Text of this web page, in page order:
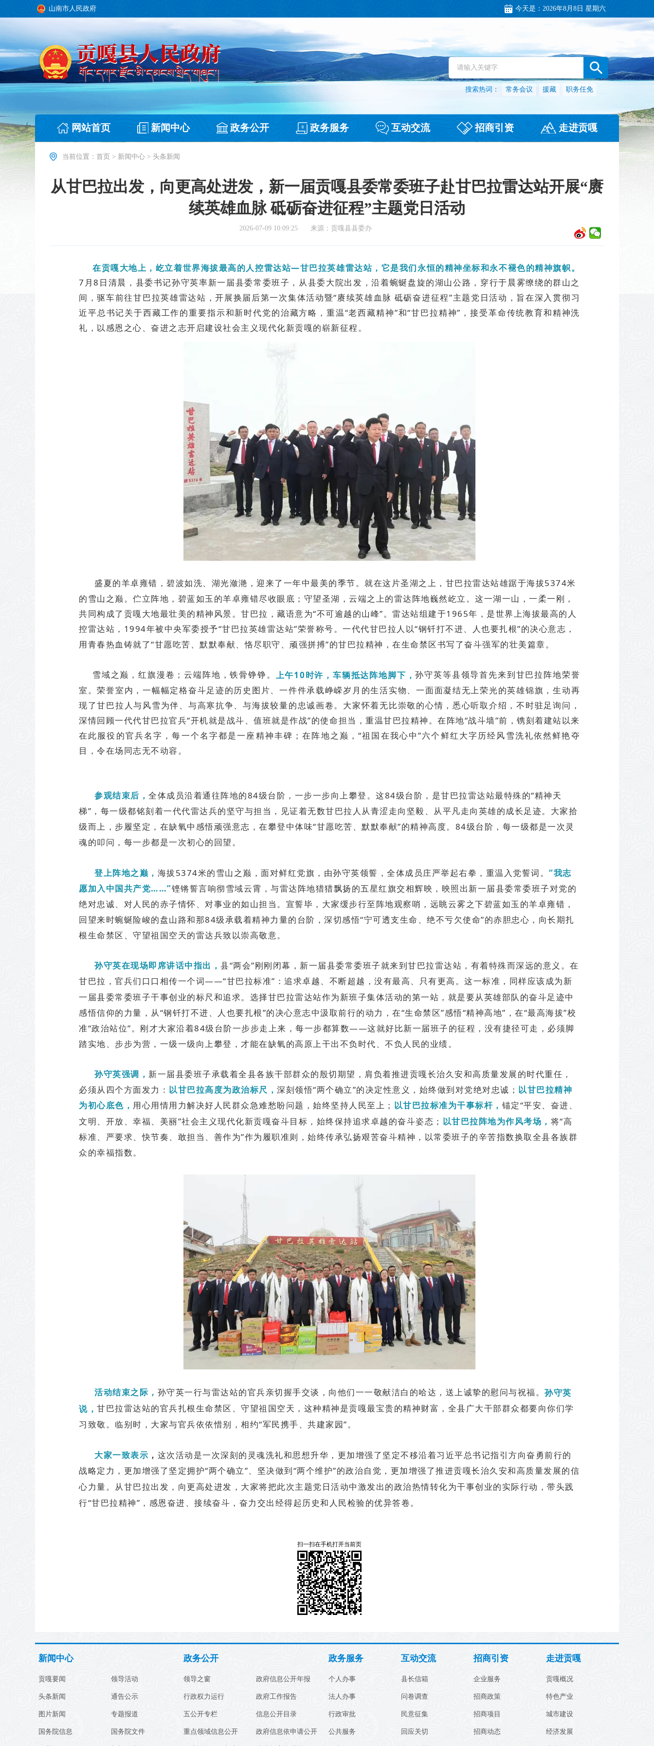
山南市人民政府 今天是： 2026年8月8日 星期六
搜索热词： 常务会议 援藏 职务任免
网站首页 新闻中心 政务公开 政务服务 互动交流 招商引资 走进贡嘎
当前位置： 首页 > 新闻中心 > 头条新闻
从甘巴拉出发，向更高处进发，新一届贡嘎县委常委班子赴甘巴拉雷达站开展“赓
续英雄血脉 砥砺奋进征程”主题党日活动
2026-07-09 10:09:25 来源：贡嘎县县委办
在贡嘎大地上，屹立着世界海拔最高的人控雷达站—甘巴拉英雄雷达站，它是我们永恒的精神坐标和永不褪色的精神旗帜。
7月8日清晨，县委书记孙守英率新一届县委常委班子，从县委大院出发，沿着蜿蜒盘旋的湖山公路，穿行于晨雾缭绕的群山之
间，驱车前往甘巴拉英雄雷达站，开展换届后第一次集体活动暨“赓续英雄血脉 砥砺奋进征程”主题党日活动，旨在深入贯彻习
近平总书记关于西藏工作的重要指示和新时代党的治藏方略，重温“老西藏精神”和“甘巴拉精神”，接受革命传统教育和精神洗
礼，以感恩之心、奋进之志开启建设社会主义现代化新贡嘎的崭新征程。
盛夏的羊卓雍错，碧波如洗、湖光潋滟，迎来了一年中最美的季节。就在这片圣湖之上，甘巴拉雷达站雄踞于海拔5374米
的雪山之巅。伫立阵地，碧蓝如玉的羊卓雍错尽收眼底；守望圣湖，云端之上的雷达阵地巍然屹立。这一湖一山，一柔一刚，
共同构成了贡嘎大地最壮美的精神风景。甘巴拉，藏语意为“不可逾越的山峰”。雷达站组建于1965年，是世界上海拔最高的人
控雷达站，1994年被中央军委授予“甘巴拉英雄雷达站”荣誉称号。一代代甘巴拉人以“钢钎打不进、人也要扎根”的决心意志，
用青春热血铸就了“甘愿吃苦、默默奉献、恪尽职守、顽强拼搏”的甘巴拉精神，在生命禁区书写了奋斗强军的壮美篇章。
雪域之巅，红旗漫卷；云端阵地，铁骨铮铮。 上午10时许 ，车辆抵达阵地脚下，孙守英等县领导首先来到甘巴拉阵地荣誉
室。荣誉室内，一幅幅定格奋斗足迹的历史图片、一件件承载峥嵘岁月的生活实物、一面面凝结无上荣光的英雄锦旗，生动再
现了甘巴拉人与风雪为伴、与高寒抗争、与海拔较量的忠诚画卷。大家怀着无比崇敬的心情，悉心听取介绍，不时驻足询问，
深情回顾一代代甘巴拉官兵“开机就是战斗、值班就是作战”的使命担当，重温甘巴拉精神。在阵地“战斗墙”前，镌刻着建站以来
在此服役的官兵名字，每一个名字都是一座精神丰碑；在阵地之巅，“祖国在我心中”六个鲜红大字历经风雪洗礼依然鲜艳夺
目，令在场同志无不动容。
参观结束后， 全体成员沿着通往阵地的84级台阶，一步一步向上攀登。这84级台阶，是甘巴拉雷达站最特殊的“精神天
梯”，每一级都铭刻着一代代雷达兵的坚守与担当，见证着无数甘巴拉人从青涩走向坚毅、从平凡走向英雄的成长足迹。大家拾
级而上，步履坚定，在缺氧中感悟顽强意志，在攀登中体味“甘愿吃苦、默默奉献”的精神高度。84级台阶，每一级都是一次灵
魂的叩问，每一步都是一次初心的回望。
登上阵地之巅， 海拔5374米的雪山之巅，面对鲜红党旗，由孙守英领誓，全体成员庄严举起右拳，重温入党誓词。 “我志
愿加入中国共产党……”铿锵誓言响彻雪域云霄，与雷达阵地猎猎飘扬的五星红旗交相辉映，映照出新一届县委常委班子对党的
绝对忠诚、对人民的赤子情怀、对事业的如山担当。宣誓毕，大家缓步行至阵地观察哨，远眺云雾之下碧蓝如玉的羊卓雍错，
回望来时蜿蜒险峻的盘山路和那84级承载着精神力量的台阶，深切感悟“宁可透支生命、绝不亏欠使命”的赤胆忠心，向长期扎
根生命禁区、守望祖国空天的雷达兵致以崇高敬意。
孙守英在现场即席讲话中指出， 县“两会”刚刚闭幕，新一届县委常委班子就来到甘巴拉雷达站，有着特殊而深远的意义。在
甘巴拉，官兵们口口相传一个词——“甘巴拉标准”：追求卓越、不断超越，没有最高、只有更高。这一标准，同样应该成为新
一届县委常委班子干事创业的标尺和追求。选择甘巴拉雷达站作为新班子集体活动的第一站，就是要从英雄部队的奋斗足迹中
感悟信仰的力量，从“钢钎打不进、人也要扎根”的决心意志中汲取前行的动力，在“生命禁区”感悟“精神高地”，在“最高海拔”校
准“政治站位”。刚才大家沿着84级台阶一步步走上来，每一步都算数——这就好比新一届班子的征程，没有捷径可走，必须脚
踏实地、步步为营，一级一级向上攀登，才能在缺氧的高原上干出不负时代、不负人民的业绩。
孙守英强调， 新一届县委班子承载着全县各族干部群众的殷切期望，肩负着推进贡嘎长治久安和高质量发展的时代重任，
必须从四个方面发力： 以甘巴拉高度为政治标尺， 深刻领悟“两个确立”的决定性意义，始终做到对党绝对忠诚； 以甘巴拉精神
为初心底色， 用心用情用力解决好人民群众急难愁盼问题，始终坚持人民至上； 以甘巴拉标准为干事标杆， 锚定“平安、奋进、
文明、开放、幸福、美丽”社会主义现代化新贡嘎奋斗目标，始终保持追求卓越的奋斗姿态； 以甘巴拉阵地为作风考场， 将“高
标准、严要求、快节奏、敢担当、善作为”作为履职准则，始终传承弘扬艰苦奋斗精神，以常委班子的辛苦指数换取全县各族群
众的幸福指数。
活动结束之际， 孙守英一行与雷达站的官兵亲切握手交谈，向他们一一敬献洁白的哈达，送上诚挚的慰问与祝福。 孙守英
说， 甘巴拉雷达站的官兵扎根生命禁区、守望祖国空天，这种精神是贡嘎最宝贵的精神财富，全县广大干部群众都要向你们学
习致敬。临别时，大家与官兵依依惜别，相约“军民携手、共建家园”。
大家一致表示 ， 这次活动是一次深刻的灵魂洗礼和思想升华，更加增强了坚定不移沿着习近平总书记指引方向奋勇前行的
战略定力，更加增强了坚定拥护“两个确立”、坚决做到“两个维护”的政治自觉，更加增强了推进贡嘎长治久安和高质量发展的信
心力量。从甘巴拉出发，向更高处进发，大家将把此次主题党日活动中激发出的政治热情转化为干事创业的实际行动，带头践
行“甘巴拉精神”，感恩奋进、接续奋斗，奋力交出经得起历史和人民检验的优异答卷。
扫一扫在手机打开当前页
新闻中心
贡嘎要闻
头条新闻
图片新闻
国务院信息
领导活动
通告公示
专题报道
国务院文件
政务公开
领导之窗
行政权力运行
五公开专栏
重点领域信息公开
政府信息公开年报
政府工作报告
信息公开目录
政府信息依申请公开
政务服务
个人办事
法人办事
行政审批
公共服务
互动交流
县长信箱
问卷调查
民意征集
回应关切
招商引资
企业服务
招商政策
招商项目
招商动态
走进贡嘎
贡嘎概况
特色产业
城市建设
经济发展